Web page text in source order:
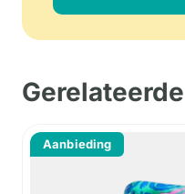
Aanbieding